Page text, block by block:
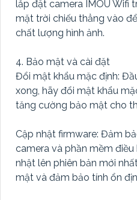
lắp đặt camera IMOU Wifi
mặt trời chiếu thẳng vào
chất lượng hình ảnh.
4. Bảo mật và cài đặt
Đổi mật khẩu mặc định:
xong, hãy đổi mật khẩu
tăng cường bảo mật cho
Cập nhật firmware: Đảm
camera và phần mềm
nhật lên phiên bản mới
mật và đảm bảo tính ổn